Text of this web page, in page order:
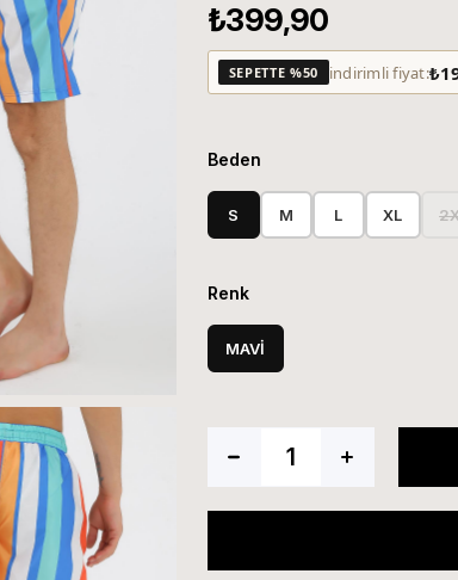
₺399,90
SEPETTE %50 indirimli fiyat:
Beden
S M L XL
Renk
MAVİ